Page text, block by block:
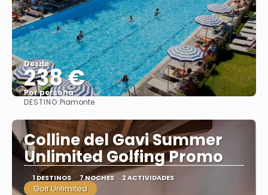
Desde
238 €
Por persona
DESTINO:Piamonte
Colline del Gavi Summer
Unlimited Golfing Promo
1 DESTINOS 7 NOCHES 2 ACTIVIDADES
Golf Unlimited